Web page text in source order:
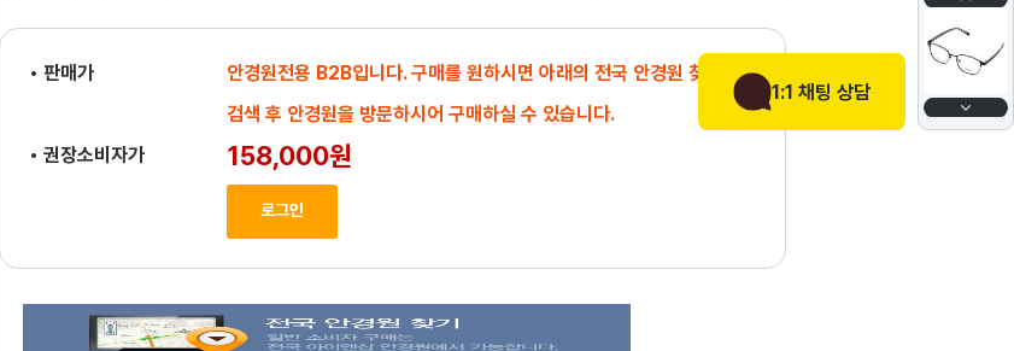
1:1 채팅 상담
• 판매가
안경원전용 B2B입니다. 구매를 원하시면 아래의 전국 안경원 찾기에서
검색 후 안경원을 방문하시어 구매하실 수 있습니다.
• 권장소비자가
158,000원
로그인